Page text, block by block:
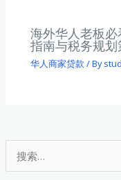
索
海外华人老板
指南与税务规划
华人商家贷款 / By